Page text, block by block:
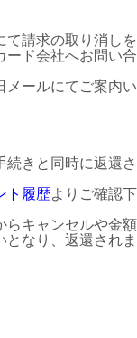
請求の取り消しを
ード会社へお問い合
ールにてご案内い
きと同時に返還さ
ト履歴よりご確認下
らキャンセルや金額
なり、返還されま